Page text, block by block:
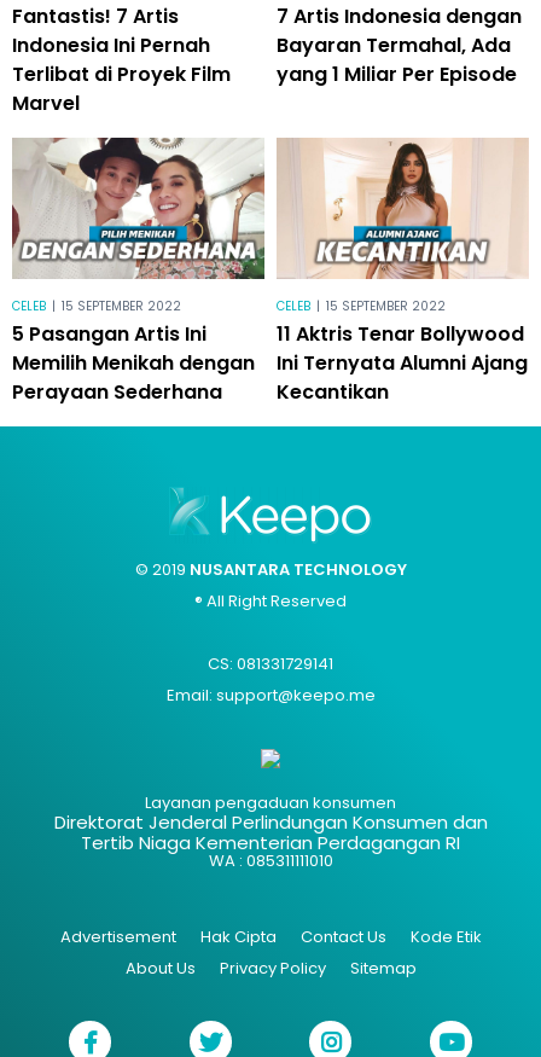
Fantastis! 7 Artis
Indonesia Ini Pernah
Terlibat di Proyek Film
Marvel
7 Artis Indonesia dengan
Bayaran Termahal, Ada
yang 1 Miliar Per Episode
CELEB | 15 SEPTEMBER 2022
5 Pasangan Artis Ini
Memilih Menikah dengan
Perayaan Sederhana
CELEB | 15 SEPTEMBER 2022
11 Aktris Tenar Bollywood
Ini Ternyata Alumni Ajang
Kecantikan
© 2019 NUSANTARA TECHNOLOGY
® All Right Reserved
CS: 081331729141
Email: support@keepo.me
Layanan pengaduan konsumen
Direktorat Jenderal Perlindungan Konsumen dan
Tertib Niaga Kementerian Perdagangan RI
WA : 085311111010
Advertisement Hak Cipta Contact Us
Kode Etik
About Us
Privacy Policy Sitemap